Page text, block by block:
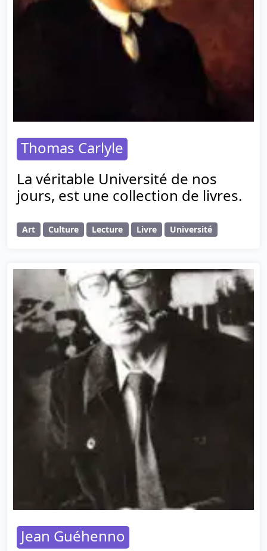
Thomas Carlyle
La véritable Université de nos
jours, est une collection de livres.
Art Culture Lecture Livre Université
Jean Guéhenno